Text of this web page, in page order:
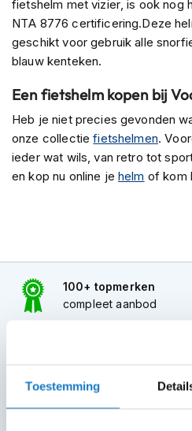
Toestemming
z
i
e
r
i
o
t
e
n
n
P
i
k
e
fietshelm met vizier, is ook nog
NTA 8776 certificering.Deze
geschikt voor gebruik alle
blauw kenteken.
Een fietshelm kopen bij
Heb je niet precies gevonden
onze collectiefietshelmen.
ieder wat wils, van retro tot
en kop nu online jehelm of kom
100+ topmerken
compleet aanbod
Advies op maat
7 dagen per week